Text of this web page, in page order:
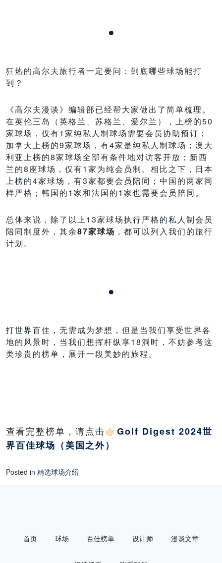
·
狂热的高尔夫旅行者一定要问：到底哪些球场能打
到？
《高尔夫漫谈》编辑部已经帮大家做出了简单梳理。
在英伦三岛（英格兰、苏格兰、爱尔兰），上榜的50
家球场，仅有1家纯私人制球场需要会员协助预订；
加拿大上榜的9家球场，有4家是纯私人制球场；澳大
利亚上榜的8家球场全部有条件地对访客开放；新西
兰的8座球场，仅有1家为纯会员制。相比之下，日本
上榜的4家球场，有3家都要会员陪同；中国的两家同
样严格；韩国的1家和法国的1家也需要会员陪同。
总体来说，除了以上13家球场执行严格的私人制会员
陪同制度外，其余87家球场 ，都可以列入我们的旅行
计划。
·
打世界百佳，无需成为梦想，但是当我们享受世界各
地的风景时，当我们想挥杆纵享18洞时，不妨参考这
类珍贵的榜单，展开一段美妙的旅程。
查看完整榜单，请点击👉🏻Golf Digest 2024世
界百佳球场（美国之外）
Posted in 精选球场介绍
首页 球场 百佳榜单 设计师 漫谈文章